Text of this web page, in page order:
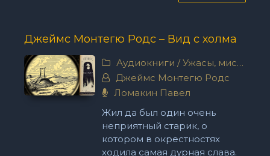
Джеймс Монтегю Родс – Вид с холма
Аудиокниги /Ужасы, мистика
Джеймс Монтегю Родс
Ломакин Павел
Жил да был один очень
неприятный старик, о
котором в окрестностях
ходила самая дурная слава.